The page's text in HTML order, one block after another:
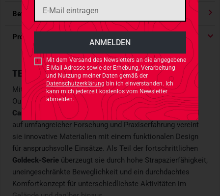
Mit dem Versand des Newsletters an die angegebene
E-Mail-Adresse sowie der Erhebung, Verarbeitung
und Nutzung meiner Daten gemäß der
Datenschutzerklärungbin ich einverstanden. Ich
kann mich jederzeit kostenlos vom Newsletter
abmelden.
Bewertungen
Produktdetails
TECHNISCHE PERFORMANCE-SHORTS
Mit denGoldeck Shortspräsentiert Carinthia moderne
Outdoor-Shorts, die aus den Entwicklungsprozessen der
Carinthia Innovation Labs
hervorgegangen ist. Aufbauend
auf umfangreicher Forschung und Praxiserfahrung vereint
sie innovative Materialien mit einem funktionalen Design
für anspruchsvolle Einsätze. Als Teil der fortschrittlichen
Goldeck-Serie überzeugt sie durch hohe Strapazierfähigkeit,
uneingeschränkte Beweglichkeit und ein durchdachtes
Komfortkonzept für unterschiedlichste Aktivitäten im